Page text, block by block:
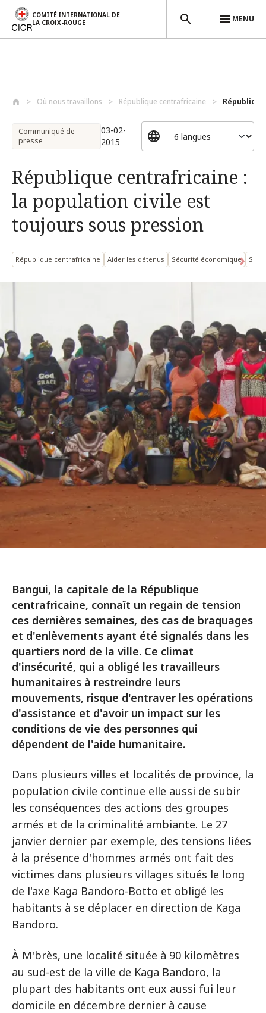
COMITÉ INTERNATIONAL DE
LA CROIX-ROUGE
MENU
Où nous travaillons République centrafricaine
Communiqué de
presse
03-02-
2015
République centrafricaine :
la population civile est
toujours sous pression
République centrafricaine Aider les détenus Sécurité économique
Bangui, la capitale de la République
centrafricaine, connaît un regain de tension
ces dernières semaines, des cas de braquages
et d'enlèvements ayant été signalés dans les
quartiers nord de la ville. Ce climat
d'insécurité, qui a obligé les travailleurs
humanitaires à restreindre leurs
mouvements, risque d'entraver les opérations
d'assistance et d'avoir un impact sur les
conditions de vie des personnes qui
dépendent de l'aide humanitaire.
Dans plusieurs villes et localités de province, la
population civile continue elle aussi de subir
les conséquences des actions des groupes
armés et de la criminalité ambiante. Le 27
janvier dernier par exemple, des tensions liées
à la présence d'hommes armés ont fait des
victimes dans plusieurs villages situés le long
de l'axe Kaga Bandoro-Botto et obligé les
habitants à se déplacer en direction de Kaga
Bandoro.
À M'brès, une localité située à 90 kilomètres
au sud-est de la ville de Kaga Bandoro, la
plupart des habitants ont eux aussi fui leur
domicile en décembre dernier à cause